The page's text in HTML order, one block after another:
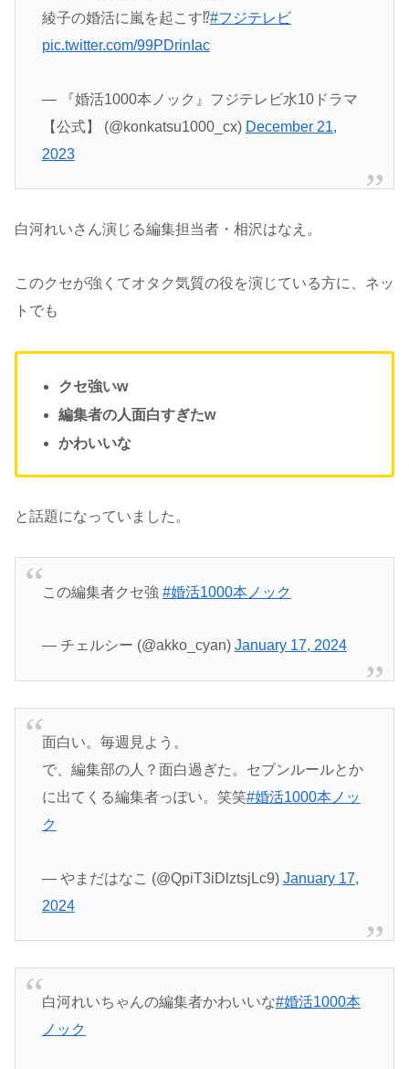
綾子の婚活に嵐を起こす⁉️#フジテレビ
pic.twitter.com/99PDrinIac
— 『婚活1000本ノック』フジテレビ水10ドラマ
【公式】 (@konkatsu1000_cx) December 21,
2023
白河れいさん演じる編集担当者・相沢はなえ。
このクセが強くてオタク気質の役を演じている方に、ネッ
トでも
クセ強いw
編集者の人面白すぎたw
かわいいな
と話題になっていました。
この編集者クセ強 #婚活1000本ノック
— チェルシー (@akko_cyan) January 17, 2024
面白い。毎週見よう。
で、編集部の人？面白過ぎた。セブンルールとか
に出てくる編集者っぽい。笑笑#婚活1000本ノッ
ク
— やまだはなこ (@QpiT3iDlztsjLc9) January 17,
2024
白河れいちゃんの編集者かわいいな#婚活1000本
ノック